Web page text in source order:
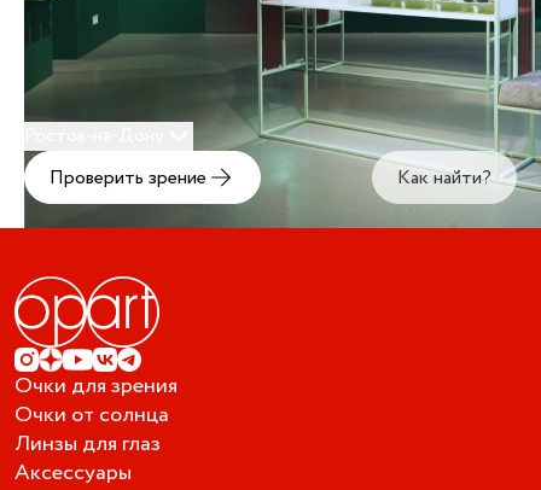
Проверить зрение
Как найти?
Очки для зрения
Очки от солнца
Линзы для глаз
Аксессуары